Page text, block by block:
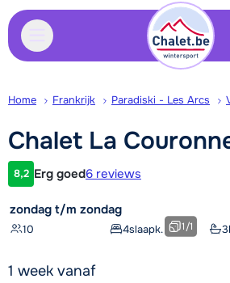
Home Frankrijk Paradiski - Les Arcs
Chalet La
Klantwaardering
8,2 Erg goed6 reviews
zondag t/m zondag
10 4slaapk. 3
1/1
1 week vanaf